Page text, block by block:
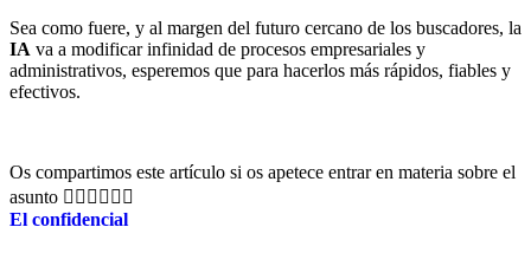
Sea como fuere, y al margen del futuro cercano de los buscadores, la
IA va a modificar infinidad de procesos empresariales y
administrativos, esperemos que para hacerlos más rápidos, fiables y
efectivos.
Os compartimos este artículo si os apetece entrar en materia sobre el
asunto 👇🏻👇🏻👇🏻
El confidencial